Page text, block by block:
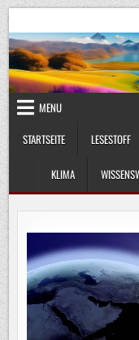
Skip
to
content
MENU
STARTSEITE
LESESTOFF
KLIMA